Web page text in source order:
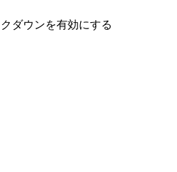
ダウンを有効にする